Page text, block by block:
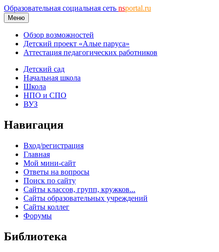
Образовательная социальная сеть nsportal.ru
Меню
Обзор возможностей
Детский проект «Алые паруса»
Аттестация педагогических работников
Детский сад
Начальная школа
Школа
НПО и СПО
ВУЗ
Навигация
Вход/регистрация
Главная
Мой мини-сайт
Ответы на вопросы
Поиск по сайту
Сайты классов, групп, кружков...
Сайты образовательных учреждений
Сайты коллег
Форумы
Библиотека